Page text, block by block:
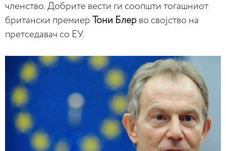
членство. Добрите вести ги соопшти тогашниот
британски премиер
Тони Блер во својство на
претседавач со ЕУ.